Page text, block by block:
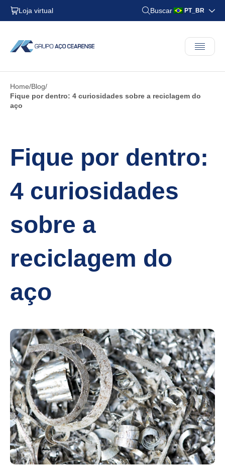
Loja virtual Buscar PT_BR
Home Blog
Fique por dentro: 4 curiosidades sobre a reciclagem do
aço
Fique por dentro:
4 curiosidades
sobre a
reciclagem do
aço